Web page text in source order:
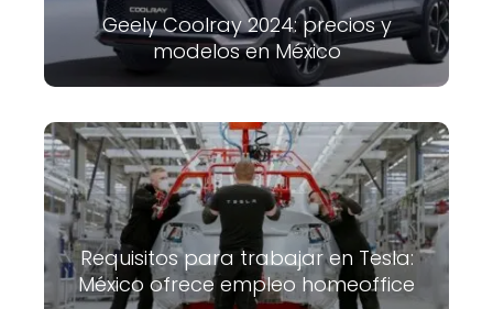
Geely Coolray 2024: precios y
modelos en México
Requisitos para trabajar en Tesla:
México ofrece empleo homeoffice